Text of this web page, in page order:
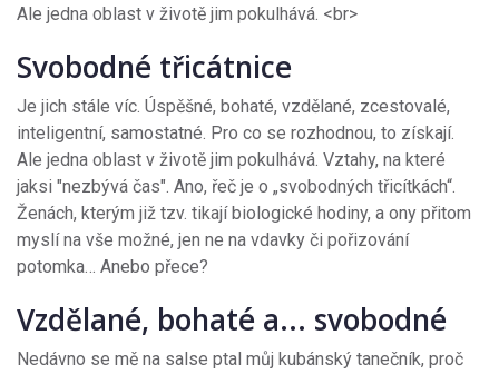
Ale jedna oblast v životě jim pokulhává. <br>
Svobodné třicátnice
Je jich stále víc. Úspěšné, bohaté, vzdělané, zcestovalé,
inteligentní, samostatné. Pro co se rozhodnou, to získají.
Ale jedna oblast v životě jim pokulhává. Vztahy, na které
jaksi "nezbývá čas". Ano, řeč je o „svobodných třicítkách“.
Ženách, kterým již tzv. tikají biologické hodiny, a ony přitom
myslí na vše možné, jen ne na vdavky či pořizování
potomka… Anebo přece?
Vzdělané, bohaté a... svobodné
Nedávno se mě na salse ptal můj kubánský tanečník, proč